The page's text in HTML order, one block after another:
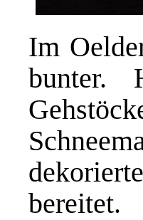
Im
bunter.
bereitet.